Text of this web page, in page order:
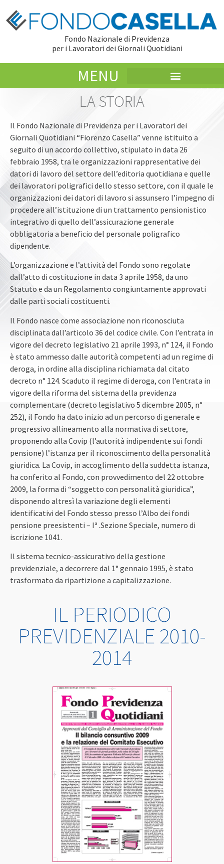
Fondo Nazionale di Previdenza
per i Lavoratori dei Giornali Quotidiani
MENU
LA STORIA
Il Fondo Nazionale di Previdenza per i Lavoratori dei
Giornali Quotidiani “Fiorenzo Casella” venne istituito a
seguito di un accordo collettivo, stipulato in data 26
febbraio 1958, tra le organizzazioni rappresentative dei
datori di lavoro del settore dell’editoria quotidiana e quelle
dei lavoratori poligrafici dello stesso settore, con il quale le
organizzazioni dei datori di lavoro si assunsero l’impegno di
procedere all’istituzione di un trattamento pensionistico
integrativo di quello dell’assicurazione generale
obbligatoria a beneficio del personale poligrafico
dipendente.
L’organizzazione e l’attività del Fondo sono regolate
dall’atto di costituzione in data 3 aprile 1958, da uno
Statuto e da un Regolamento congiuntamente approvati
dalle parti sociali costituenti.
Il Fondo nasce come associazione non riconosciuta
disciplinata dall’articolo 36 del codice civile. Con l’entrata in
vigore del decreto legislativo 21 aprile 1993, n° 124, il Fondo
è stato ammesso dalle autorità competenti ad un regime di
deroga, in ordine alla disciplina richiamata dal citato
decreto n° 124. Scaduto il regime di deroga, con l’entrata in
vigore della riforma del sistema della previdenza
complementare (decreto legislativo 5 dicembre 2005, n°
252), il Fondo ha dato inizio ad un percorso di generale e
progressivo allineamento alla normativa di settore,
proponendo alla Covip (l’autorità indipendente sui fondi
pensione) l’istanza per il riconoscimento della personalità
giuridica. La Covip, in accoglimento della suddetta istanza,
ha conferito al Fondo, con provvedimento del 22 ottobre
2009, la forma di “soggetto con personalità giuridica”,
disponendo altresì la variazione degli elementi
identificativi del Fondo stesso presso l’Albo dei fondi
pensione preesistenti – Iª .Sezione Speciale, numero di
iscrizione 1041.
Il sistema tecnico-assicurativo della gestione
previdenziale, a decorrere dal 1° gennaio 1995, è stato
trasformato da ripartizione a capitalizzazione.
IL PERIODICO
PREVIDENZIALE 2010-
2014